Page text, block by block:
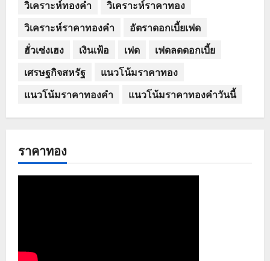
วิเคราะห์ทองคำ
วิเคราะห์ราคาทอง
วิเคราะห์ราคาทองคำ
อัตราดอกเบี้ยเฟด
ฮั่วเซ่งเฮง
เงินเฟ้อ เฟด
เฟดลดดอกเบี้ย
เศรษฐกิจสหรัฐ
แนวโน้มราคาทอง
แนวโน้มราคาทองคำ
แนวโน้มราคาทองคำวันนี้
ราคาทอง